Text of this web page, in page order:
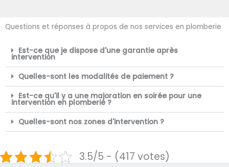
Questions et réponses à propos de nos services en plomberie
Est-ce que je dispose d'une garantie après
intervention
Quelles-sont les modalités de paiement ?
Est-ce qu'il y a une majoration en soirée pour une
intervention en plomberie ?
Quelles-sont nos zones d'intervention ?
3.5/5 - (417 votes)